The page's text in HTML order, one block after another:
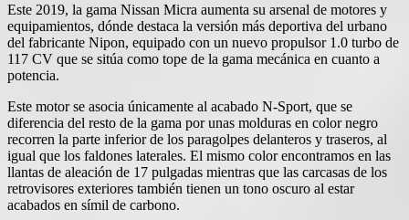
Este 2019, la gama Nissan Micra aumenta su arsenal de motores y
equipamientos, dónde destaca la versión más deportiva del urbano
del fabricante Nipon, equipado con un nuevo propulsor 1.0 turbo de
117 CV que se sitúa como tope de la gama mecánica en cuanto a
potencia.
Este motor se asocia únicamente al acabado N-Sport, que se
diferencia del resto de la gama por unas molduras en color negro
recorren la parte inferior de los paragolpes delanteros y traseros, al
igual que los faldones laterales. El mismo color encontramos en las
llantas de aleación de 17 pulgadas mientras que las carcasas de los
retrovisores exteriores también tienen un tono oscuro al estar
acabados en símil de carbono.